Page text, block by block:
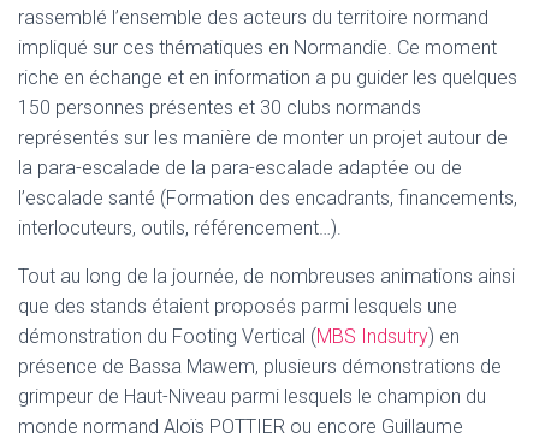
rassemblé l’ensemble des acteurs du territoire normand
impliqué sur ces thématiques en Normandie. Ce moment
riche en échange et en information a pu guider les quelques
150 personnes présentes et 30 clubs normands
représentés sur les manière de monter un projet autour de
la para-escalade de la para-escalade adaptée ou de
l’escalade santé (Formation des encadrants, financements,
interlocuteurs, outils, référencement…).
Tout au long de la journée, de nombreuses animations ainsi
que des stands étaient proposés parmi lesquels une
démonstration du Footing Vertical (MBS Indsutry) en
présence de Bassa Mawem, plusieurs démonstrations de
grimpeur de Haut-Niveau parmi lesquels le champion du
monde normand Aloïs POTTIER ou encore Guillaume